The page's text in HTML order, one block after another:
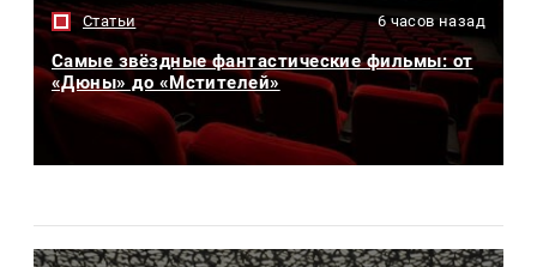
Статьи 6 часов назад
Самые звёздные фантастические фильмы: от
«Дюны» до «Мстителей»